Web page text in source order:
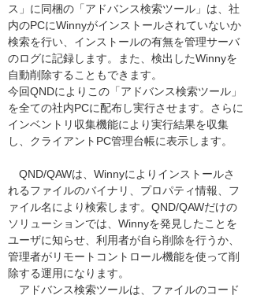
ス」に同梱の「アドバンス検索ツール」は、社
内のPCにWinnyがインストールされていないか
検索を行い、インストールの有無を管理サーバ
のログに記録します。また、検出したWinnyを
自動削除することもできます。
今回QNDによりこの「アドバンス検索ツール」
を全ての社内PCに配布し実行させます。さらに
インベントリ収集機能により実行結果を収集
し、クライアントPC管理台帳に表示します。
QND/QAWは、Winnyによりインストールさ
れるファイルのバイナリ、プロパティ情報、フ
ァイル名により検索します。QND/QAWだけの
ソリューションでは、Winnyを発見したことを
ユーザに知らせ、利用者が自ら削除を行うか、
管理者がリモートコントロール機能を使って削
除する運用になります。
アドバンス検索ツールは、ファイルのコード